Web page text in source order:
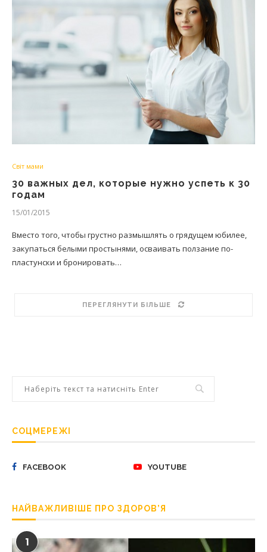
Світ мами
30 важных дел, которые нужно успеть к 30
годам
15/01/2015
Вместо того, чтобы грустно размышлять о грядущем юбилее,
закупаться белыми простынями, осваивать ползание по-
пластунски и бронировать…
ПЕРЕГЛЯНУТИ БІЛЬШЕ
СОЦМЕРЕЖІ
FACEBOOK YOUTUBE
НАЙВАЖЛИВІШЕ ПРО ЗДОРОВ’Я
1